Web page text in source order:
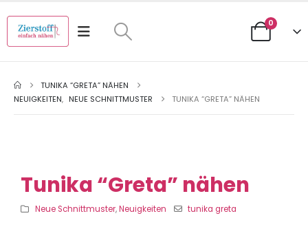
0
TUNIKA “GRETA” NÄHEN
NEUIGKEITEN, NEUE SCHNITTMUSTER TUNIKA “GRETA” NÄHEN
Tunika “Greta” nähen
Neue Schnittmuster,Neuigkeiten tunika greta